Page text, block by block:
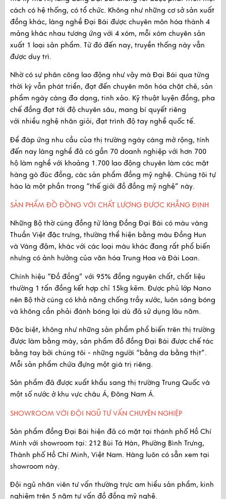
cách có hệ thống, có tổ chức. Không như những cơ sở sản xuất
đồng khác, làng nghề Đại Bái được chuyên môn hóa thành 4
mảng khác nhau tương ứng với 4 xóm, mỗi xóm chuyên sản
xuất 1 loại sản phẩm. Từ đó đến nay, truyền thống này vẫn
được duy trì.
Nhờ có sự phân công lao động như vậy mà Đại Bái qua từng
thời kỳ vẫn phát triển, đạt đến chuyên môn hóa chặt chẽ, sản
phẩm ngày càng đa dạng, tinh xảo. Kỹ thuật luyện đồng, pha
chế đồng đạt tới độ chuyên sâu, mang bí quyết riêng
với nhiều nghệ nhân giỏi, đạt trình độ tay nghề quốc tế.
Để đáp ứng nhu cầu của thị trường ngày càng mở rộng, tính
đến nay làng nghề đã có gần 70 doanh nghiệp với hơn 700
hộ làm nghề với khoảng 1.700 lao động chuyên làm các mặt
hàng gò đúc đồng, các sản phẩm đồng mỹ nghệ. Chúng tôi tự
hào là một phần trong “thế giới đồ đồng mỹ nghệ” này.
SẢN PHẨM ĐỒ ĐỒNG VỚI CHẤT LƯỢNG ĐƯỢC KHẲNG ĐỊNH
Những Bộ thờ cúng đồng từ làng Đồng Đại Bái có màu vàng
Thuần Việt đặc trưng, thường thể hiện bằng màu Đồng Hun
và Vàng đậm, khác với các loại màu khác đang rất phổ biến
nhưng có ảnh hưởng của văn hóa Trung Hoa và Đài Loan.
Chính hiệu “Đồ đồng” với 95% đồng nguyên chất, chất liệu
thường 1 tấn đồng kết hợp chỉ 15kg kẽm. Được phủ lớp Nano
nên Bộ thờ cúng có khả năng chống trầy xước, luôn sáng bóng
và không cần phải đánh bóng lại dù đã sử dụng lâu năm.
Đặc biệt, không như những sản phẩm phổ biến trên thị trường
được làm bằng máy, sản phẩm đồ đồng Đại Bái được chế tác
bằng tay bởi chúng tôi - những người “bằng da bằng thịt”.
Mỗi sản phẩm chứa đựng một giá trị riêng.
Sản phẩm đã được xuất khẩu sang thị trường Trung Quốc và
một số nước ở khu vực châu Á, Đông Nam Á.
SHOWROOM VỚI ĐỘI NGŨ TƯ VẤN CHUYÊN NGHIỆP
Sản phẩm đồng Đại Bái hiện đã có mặt tại thành phố Hồ Chí
Minh với showroom tại: 212 Bùi Tá Hán, Phường Bình Trưng,
Thành phố Hồ Chí Minh, Việt Nam. Hàng luôn có sẵn xem tại
showroom này.
Đội ngũ nhân viên tư vấn thường trực am hiểu sản phẩm, kinh
nghiệm trên 5 năm tư vấn đồ đồng mỹ nghệ.